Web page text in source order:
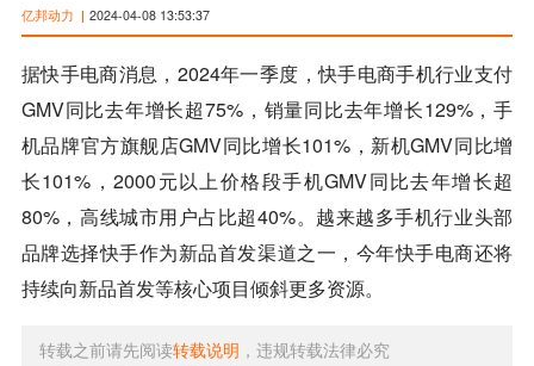
亿邦动力 | 2024-04-08 13:53:37
据快手电商消息，2024年一季度，快手电商手机行业支付
GMV同比去年增长超75%，销量同比去年增长129%，手
机品牌官方旗舰店GMV同比增长101%，新机GMV同比增
长101%，2000元以上价格段手机GMV同比去年增长超
80%，高线城市用户占比超40%。越来越多手机行业头部
品牌选择快手作为新品首发渠道之一，今年快手电商还将
持续向新品首发等核心项目倾斜更多资源。
转载之前请先阅读转载说明 ，违规转载法律必究